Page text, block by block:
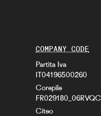
COMPANY CODE
Partita Iva
IT04196500260
Corepile
FR029180_06RVQC
Citeo